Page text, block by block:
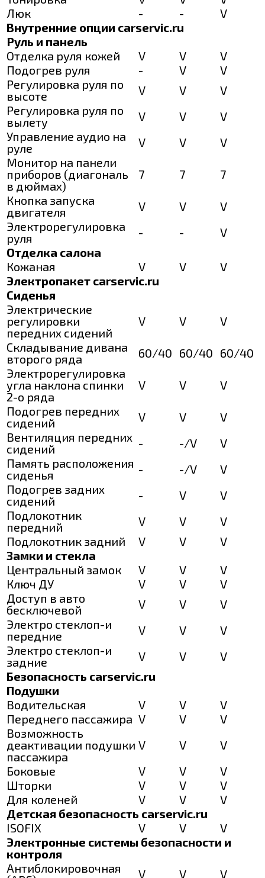
Люк
- -
V
Внутренние опции carservic.ru
Руль и панель
Отделка руля кожей
V V
V
Подогрев руля
- V
V
Регулировка руля по
высоте
V V
V
Регулировка руля по
вылету
V V
V
Управление аудио на
руле
V V
V
Монитор на панели
приборов (диагональ
в дюймах)
7 7
7
Кнопка запуска
двигателя
V V
V
Электрорегулировка
руля
- -
V
Отделка салона
Кожаная
V V
V
Электропакет carservic.ru
Сиденья
Электрические
регулировки
передних сидений
V V
V
Складывание дивана
второго ряда
60/40 60/40 60/40
Электрорегулировка
угла наклона спинки
2-о ряда
V V
V
Подогрев передних
сидений
V V
V
Вентиляция передних
сидений
- -/V
V
Память расположения
сиденья
- -/V
V
Подогрев задних
сидений
- V
V
Подлокотник
передний
V V
V
Подлокотник задний
V V
V
Замки и стекла
Центральный замок
V V
V
Ключ ДУ
V V
V
Доступ в авто
бесключевой
V V
V
Электро стеклоп-и
передние
V V
V
Электро стеклоп-и
задние
V V
V
Безопасность carservic.ru
Подушки
Водительская
V V
V
Переднего пассажира V V
V
Возможность
деактивации подушки
пассажира
V V
V
Боковые
V V
V
Шторки
V V
V
Для коленей
V V
V
Детская безопасность carservic.ru
ISOFIX
V V
V
Электронные системы безопасности и
контроля
Антиблокировочная
V V
V